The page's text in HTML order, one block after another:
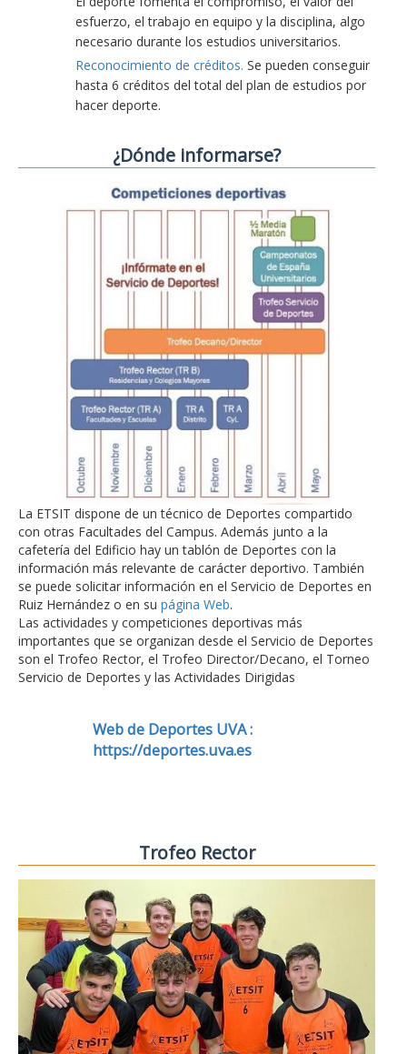
esfuerzo, el trabajo en equipo y la disciplina, algo
necesario durante los estudios universitarios.
Reconocimiento de créditos. Se pueden conseguir
hasta 6 créditos del total del plan de estudios por
hacer deporte.
¿Dónde informarse?
La ETSIT dispone de un técnico de Deportes compartido
con otras Facultades del Campus. Además junto a la
cafetería del Edificio hay un tablón de Deportes con la
información más relevante de carácter deportivo. También
se puede solicitar información en el Servicio de Deportes en
Ruiz Hernández o en su página Web.
Las actividades y competiciones deportivas más
importantes que se organizan desde el Servicio de Deportes
son el Trofeo Rector, el Trofeo Director/Decano, el Torneo
Servicio de Deportes y las Actividades Dirigidas
Web de Deportes UVA :
https://deportes.uva.es
Trofeo Rector